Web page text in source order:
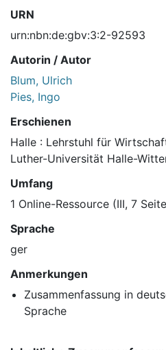
URN
urn:nbn:de:gbv:3:2-92593
Autorin / Autor
Blum, Ulrich
Pies, Ingo
Erschienen
Halle : Lehrstuhl für
Luther-Universität Halle-
Umfang
1 Online-Ressource (III, 7
Sprache
ger
Anmerkungen
Zusammenfassung in
Sprache